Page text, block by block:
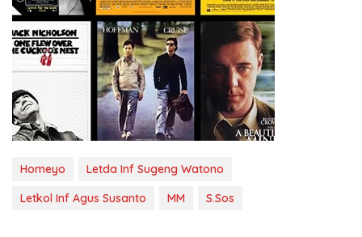
Homeyo
Letda Inf Sugeng Watono
Letkol Inf Agus Susanto
MM S.Sos